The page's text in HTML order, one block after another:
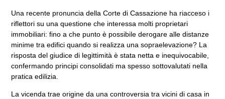
Una recente pronuncia della Corte di Cassazione ha riacceso i
riflettori su una questione che interessa molti proprietari
immobiliari: fino a che punto è possibile derogare alle distanze
minime tra edifici quando si realizza una sopraelevazione? La
risposta del giudice di legittimità è stata netta e inequivocabile,
confermando principi consolidati ma spesso sottovalutati nella
pratica edilizia.
La vicenda trae origine da una controversia tra vicini di casa in